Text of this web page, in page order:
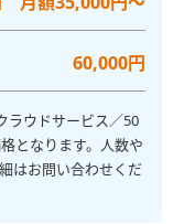
月額35,000円～
60,000円
ラウドサービス／50
となります。人数や
はお問い合わせくだ